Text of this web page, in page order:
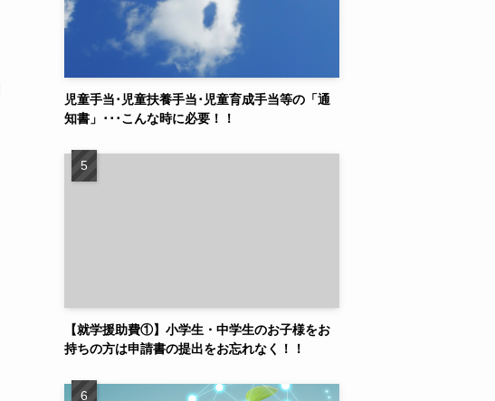
児童手当･児童扶養手当･児童育成手当等の「通
知書」･･･こんな時に必要！！
【就学援助費①】小学生・中学生のお子様をお
持ちの方は申請書の提出をお忘れなく！！